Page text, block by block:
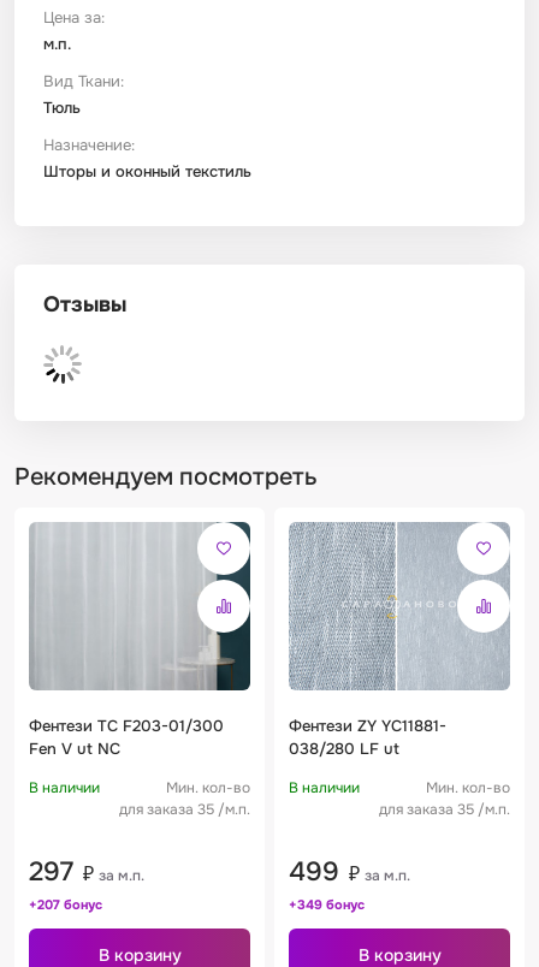
Цена за:
м.п.
Вид Ткани:
Тюль
Назначение:
Шторы и оконный текстиль
Отзывы
Рекомендуем посмотреть
Фентези TC F203-01/300
Fen V ut NC
В наличии
Мин. кол-во
для заказа 35 /м.п.
297 ₽ за м.п.
+207 бонус
В корзину
Фентези ZY YC11881-
038/280 LF ut
В наличии
Мин. кол-во
для заказа 35 /м.п.
499 ₽ за м.п.
+349 бонус
В корзину